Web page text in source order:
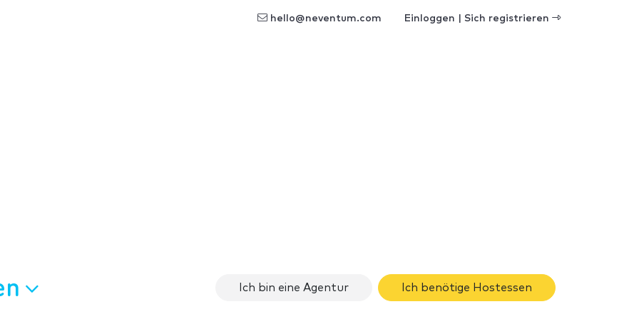
hello@neventum.com Einloggen | Sich registrieren
Ich bin eine Agentur Ich benötige Hostessen